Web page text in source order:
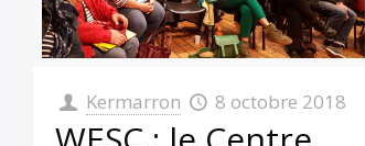
Kermarron 8 octobre 2018